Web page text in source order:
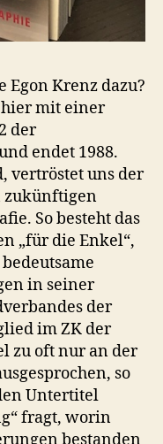
Egon Krenz dazu?
hier mit einer
der
endet 1988.
vertröstet uns der
zukünftigen
So besteht das
„für die Enkel“,
in seiner
der
im ZK der
zu oft nur an der
so
Untertitel
fragt, worin